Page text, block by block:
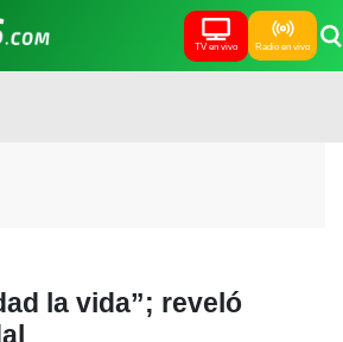
TV en vivo Radio en vivo
la vida”; reveló